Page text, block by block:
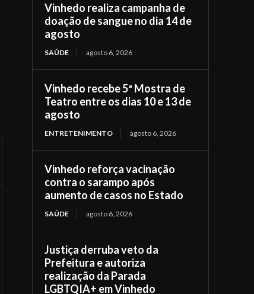
Vinhedo realiza campanha de
doação de sangue no dia 14 de
agosto
SAÚDE agosto 6, 2026
Vinhedo recebe 5ª Mostra de
Teatro entre os dias 10 e 13 de
agosto
ENTRETENIMENTO agosto 6, 2026
Vinhedo reforça vacinação
contra o sarampo após
aumento de casos no Estado
SAÚDE agosto 6, 2026
Justiça derruba veto da
Prefeitura e autoriza
realização da Parada
LGBTQIA+ em Vinhedo